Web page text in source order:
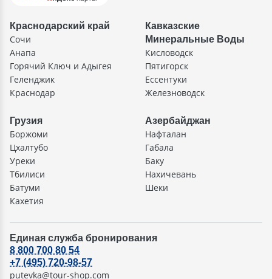
Краснодарский край
Сочи
Анапа
Горячий Ключ и Адыгея
Геленджик
Краснодар
Кавказские
Минеральные Воды
Кисловодск
Пятигорск
Ессентуки
Железноводск
Грузия
Боржоми
Цхалтубо
Уреки
Тбилиси
Батуми
Кахетия
Азербайджан
Нафталан
Габала
Баку
Нахичевань
Шеки
Единая служба бронирования
8 800 700 80 54
+7 (495) 720-98-57
putevka@tour-shop.com